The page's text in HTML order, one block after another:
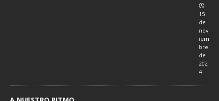
15
de
nov
iem
bre
de
202
4